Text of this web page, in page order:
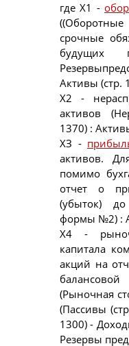
где Х1 -
срочные
будущих
Активы (стр.
Х2 -
активов
1370) :
ХЗ -
активов.
помимо
отчет о
(убыток)
формы №2) :
Х4 -
капитала
акций на
балансовой
(Рыночная
(Пассивы
1300) -
Резервы